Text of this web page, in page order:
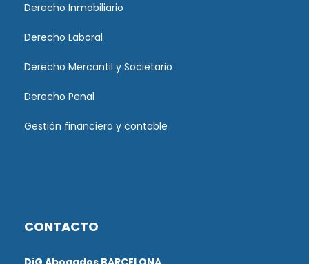
Derecho Inmobiliario
Derecho Laboral
Derecho Mercantil y Societario
Derecho Penal
Gestión financiera y contable
CONTACTO